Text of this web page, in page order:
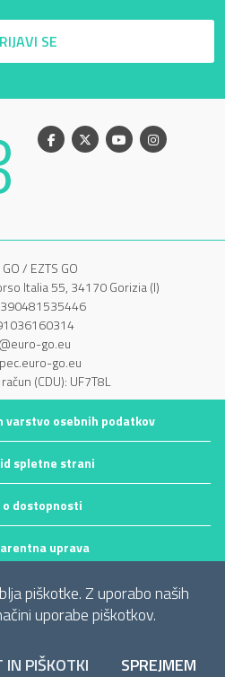
piškotke. Z uporabo naših
uporabe piškotkov.
PIŠKOTKI SPREJMEM
SE
Facebook
X YoutubeInstagram
GO / EZTS GO
Italia 55, 34170 Gorizia (I)
go.eu
go.eu
(CDU): UF7T8L
varstvo osebnih podatkov
spletne strani
o dostopnosti
uprava
GO / EZTS GO
Web Agency.
(I), Mestna občina Nova Gorica